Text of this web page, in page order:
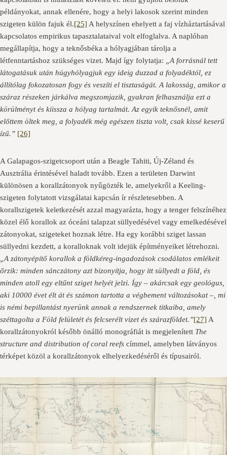
példányokat, annak ellenére, hogy a helyi lakosok szerint minden
szigeten külön fajuk él.[25] A helyszínen ehelyett a faj vízháztartásával
kapcsolatos empirikus tapasztalataival volt elfoglalva. A naplóban
megállapítja, hogy a teknősbéka a hólyagjában tárolja a
létfenntartáshoz szükséges vizet. Majd így folytatja:
„A forrásnál tett
látogatásuk után húgyhólyagjuk egy ideig duzzad a folyadéktól, ez
állítólag fokozatosan fogy és veszíti el tisztaságát. A lakosság, amikor a
száraz részeken járkálva megszomjazik, gyakran felhasználja ezt a
körülményt és kiissza a hólyag tartalmát. Az egyik teknősnél, amit
előttem öltek meg, a folyadék még egészen tiszta volt, csak kissé keserű
ízű.” [26]
A Galapagos-szigetcsoport után a Beagle Tahiti, Új-Zéland és
Ausztrália érintésével haladt tovább. Ezen a területen Darwint
különösen a korallzátonyok nyűgözték le, amelyekről a Keeling-
szigeten folytatott vizsgálatai kapcsán ír részletesebben. A
korallszigetek keletkezését azzal magyarázta, hogy a tenger felszínéhez
közel élő korallok az óceáni talapzat süllyedésével vagy emelkedésével
zátonyokat, szigeteket hoznak létre. Ha egy korábbi sziget lassan
süllyedni kezdett, a koralloknak volt idejük építményeiket létrehozni.
„A zátonyépítő korallok a földkéreg-ingadozások csodálatos emlékeit
őrzik: minden sánczátony azt bizonyítja, hogy itt süllyedt a föld, és
minden atoll egy eltűnt sziget helyét jelzi. Így – akárcsak egy geológus,
aki 10000 évet élt át és számon tartotta a végbement változásokat –, mi
is némi bepillantást nyerünk annak a rendszernek titkaiba, amely
széttagolta a Föld felületét és felcserélt vizet és szárazföldet.”[27] A
korallzátonyokról később önálló monográfiát is megjelenített The
structure and distribution of coral reefs címmel, amelyben látványos
térképet közöl a korallzátonyok elhelyezkedéséről és típusairól.